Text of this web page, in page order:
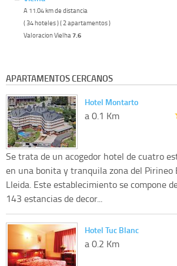
A 11.04 km de distancia
( 34 hoteles ) ( 2 apartamentos )
Valoracion Vielha 7.6
APARTAMENTOS CERCANOS
Hotel Montarto
a 0.1 Km
Se trata de un acogedor hotel de cuatro
en una bonita y tranquila zona del Pirineo
Lleida. Este establecimiento se compone
143 estancias de decor...
Hotel Tuc Blanc
a 0.2 Km